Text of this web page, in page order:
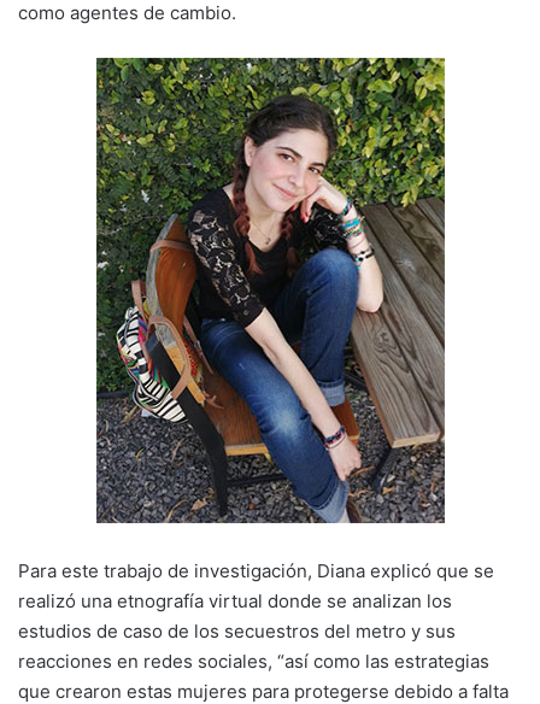
como agentes de cambio.
Para este trabajo de investigación, Diana explicó que se
realizó una etnografía virtual donde se analizan los
estudios de caso de los secuestros del metro y sus
reacciones en redes sociales, “así como las estrategias
que crearon estas mujeres para protegerse debido a falta